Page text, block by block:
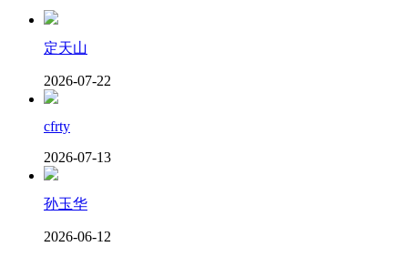
定天山
2026-07-22
cfrty
2026-07-13
孙玉华
2026-06-12